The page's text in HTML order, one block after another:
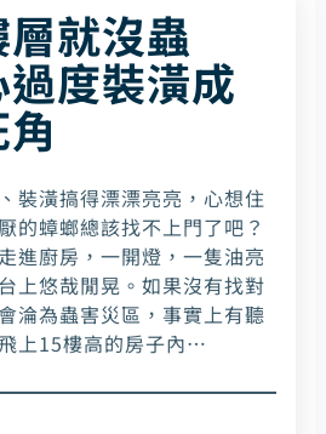
就沒蟲
度裝潢成
裝潢搞得漂漂亮亮，心想住
的蟑螂總該找不上門了吧？
進廚房，一開燈，一隻油亮
上悠哉閒晃。如果沒有找對
淪為蟲害災區，事實上有聽
上15樓高的房子內…